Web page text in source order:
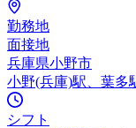
勤務地
面接地
兵庫県小野市
小野(兵庫)駅、葉多
シフト